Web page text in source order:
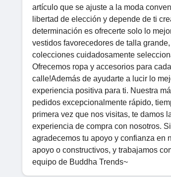
artículo que se ajuste a la moda
libertad de elección y depende de ti
determinación es ofrecerte solo lo
vestidos favorecedores de talla
colecciones cuidadosamente
Ofrecemos ropa y accesorios para
calle!Además de ayudarte a lucir lo
experiencia positiva para ti. Nuestra
pedidos excepcionalmente rápido,
primera vez que nos visitas, te damos
experiencia de compra con nosotros.
agradecemos tu apoyo y confianza en
apoyo o constructivos, y trabajamos
equipo de Buddha Trends~